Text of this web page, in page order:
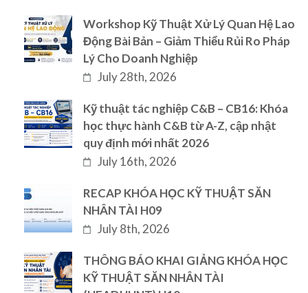
Workshop Kỹ Thuật Xử Lý Quan Hệ Lao
Động Bài Bản – Giảm Thiểu Rủi Ro Pháp
Lý Cho Doanh Nghiệp
July 28th, 2026
Kỹ thuật tác nghiệp C&B – CB16: Khóa
học thực hành C&B từ A-Z, cập nhật
quy định mới nhất 2026
July 16th, 2026
RECAP KHÓA HỌC KỸ THUẬT SĂN
NHÂN TÀI H09
July 8th, 2026
THÔNG BÁO KHAI GIẢNG KHÓA HỌC
KỸ THUẬT SĂN NHÂN TÀI